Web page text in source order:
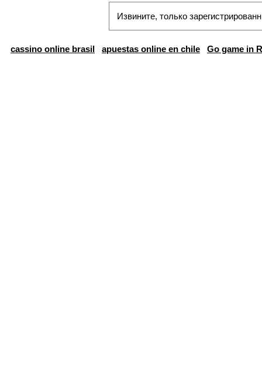
Извините, только
cassino online brasil apuestas online en chile Go game in